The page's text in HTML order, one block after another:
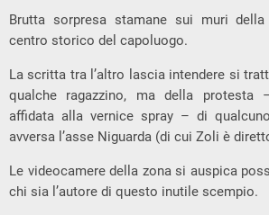
Brutta sorpresa stamane sui muri
centro storico del capoluogo.
La scritta tra l’altro lascia intendere si
qualche ragazzino, ma della protesta
affidata alla vernice spray – di
avversa l’asse Niguarda (di cui Zoli è
Le videocamere della zona si auspica
chi sia l’autore di questo inutile scempio.